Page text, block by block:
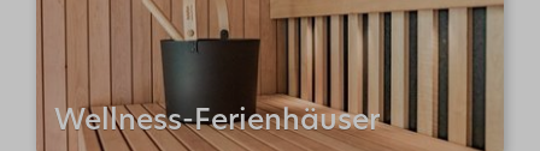
Wellness-Ferienhäuser